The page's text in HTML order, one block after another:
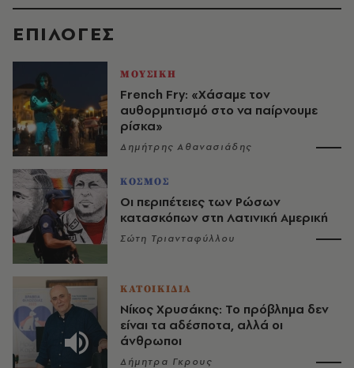
EΠΙΛΟΓΈΣ
ΜΟΥΣΙΚΗ
French Fry: «Χάσαμε τον
αυθορμητισμό στο να παίρνουμε
ρίσκα»
Δημήτρης Αθανασιάδης
ΚΟΣΜΟΣ
Οι περιπέτειες των Ρώσων
κατασκόπων στη Λατινική Αμερική
Σώτη Τριανταφύλλου
ΚΑΤΟΙΚΙΔΙΑ
Νίκος Χρυσάκης: Το πρόβλημα δεν
είναι τα αδέσποτα, αλλά οι
άνθρωποι
Δήμητρα Γκρους